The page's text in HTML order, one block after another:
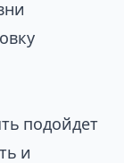
подойдет
и